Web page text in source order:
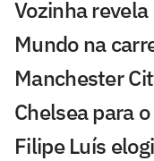
Vozinha
Mundo na
Manchester
Chelsea para
Filipe Luís